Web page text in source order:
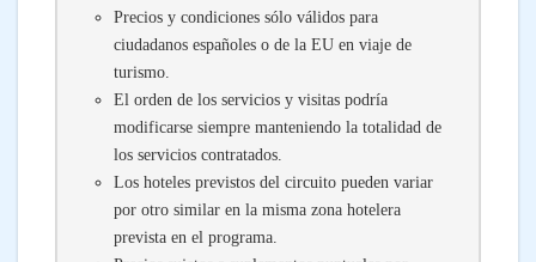
Precios y condiciones sólo válidos para
ciudadanos españoles o de la EU en viaje de
turismo.
El orden de los servicios y visitas podría
modificarse siempre manteniendo la totalidad de
los servicios contratados.
Los hoteles previstos del circuito pueden variar
por otro similar en la misma zona hotelera
prevista en el programa.